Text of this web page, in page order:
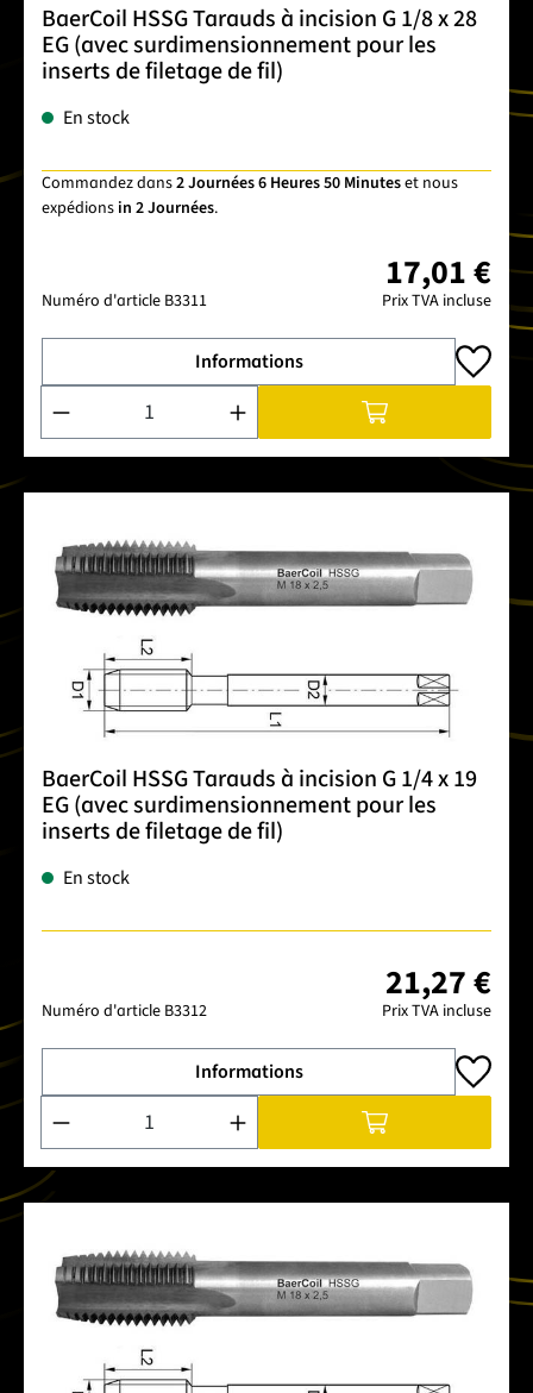
BaerCoil HSSG Tarauds à incision G 1/8 x 28
EG (avec surdimensionnement pour les
inserts de filetage de fil)
En stock
Commandez dans2 Journées 6 Heures 50 Minuteset nous
expédions in 2 Journées.
Numéro d'article B3311
17,01 €
Prix TVA incluse
Informations
Quantité de produit : Entrez la quantité souhaitée ou
BaerCoil HSSG Tarauds à incision G 1/4 x 19
EG (avec surdimensionnement pour les
inserts de filetage de fil)
En stock
Numéro d'article B3312
21,27 €
Prix TVA incluse
Informations
Quantité de produit : Entrez la quantité souhaitée ou